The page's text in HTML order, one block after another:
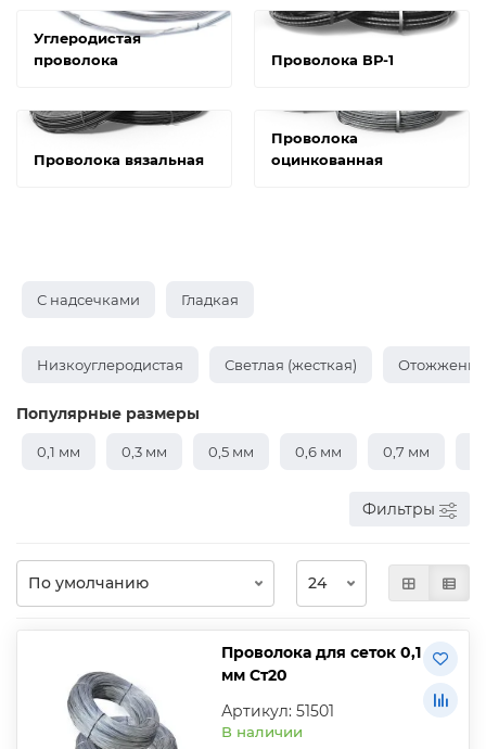
Углеродистая
проволока
Проволока ВР-1
Проволока вязальная
Проволока
оцинкованная
С надсечками Гладкая
Низкоуглеродистая Светлая (жесткая)
Популярные размеры
0,1 мм 0,3 мм 0,5 мм 0,6 мм 0,7 мм
Фильтры
Проволока для сеток 0,1
мм Ст20
Артикул: 51501
В наличии